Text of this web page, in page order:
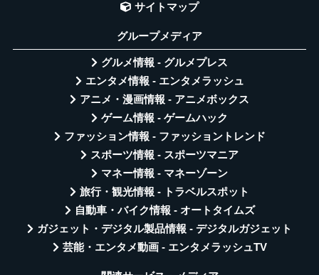
サイトマップ
グループメディア
グルメ情報 - グルメプレス
エンタメ情報 - エンタメラッシュ
アニメ・漫画情報 - アニメボックス
ゲーム情報 - ゲームハック
ファッション情報 - ファッショントレンド
スポーツ情報 - スポーツマニア
マネー情報 - マネーゾーン
旅行・観光情報 - トラベルスポット
自動車・バイク情報 - オートタイムズ
ガジェット・デジタル製品情報 - デジタルガジェット
芸能・エンタメ動画 - エンタメラッシュTV